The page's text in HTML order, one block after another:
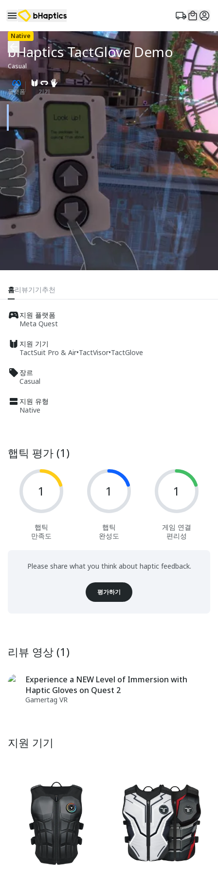
Native
bHaptics TactGlove Demo
Casual
플랫폼 기기
홈리뷰기기추천
지원 플랫폼
Meta Quest
지원 기기
TactSuit Pro & Air•TactVisor•TactGlove
장르
Casual
지원 유형
Native
햅틱 평가 (1)
1
햅틱
만족도
1
햅틱
완성도
1
게임 연결
편리성
Please share what you think about haptic feedback.
평가하기
리뷰 영상 (1)
Experience a NEW Level of Immersion with
Haptic Gloves on Quest 2
Gamertag VR
지원 기기